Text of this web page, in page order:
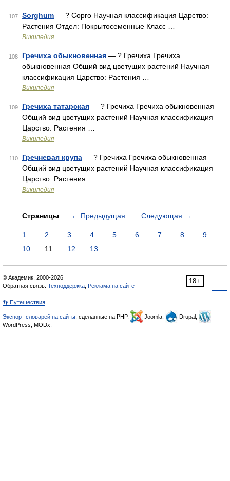
107 Sorghum — ? Сорго Научная классификация Царство:
Растения Отдел: Покрытосеменные Класс …
Википедия
108 Гречиха обыкновенная — ? Гречиха Гречиха
обыкновенная Общий вид цветущих растений Научная
классификация Царство: Растения …
Википедия
109 Гречиха татарская — ? Гречиха Гречиха обыкновенная
Общий вид цветущих растений Научная классификация
Царство: Растения …
Википедия
110 Гречневая крупа — ? Гречиха Гречиха обыкновенная
Общий вид цветущих растений Научная классификация
Царство: Растения …
Википедия
Страницы ← Предыдущая Следующая →
1 2 3 4 5 6 7 8
9
10
11 12 13
18+
© Академик, 2000-2026
Обратная связь: Техподдержка Реклама на сайте
👣 Путешествия
Экспорт словарей на сайты , сделанные на PHP, Joomla,
Drupal,
WordPress, MODx.